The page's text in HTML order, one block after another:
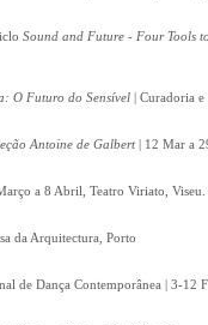
Sound and Future - Four Tools
O Futuro do Sensível | Curadoria
Antoine de Galbert | 12 Mar a
a 8 Abril, Teatro Viriato, Viseu.
da Arquitectura, Porto
de Dança Contemporânea | 3-12